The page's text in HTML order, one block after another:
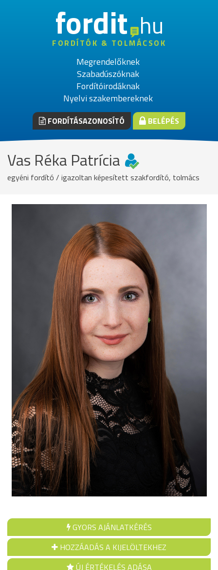
fordithu
FORDÍTÓK & TOLMÁCSOK
Megrendelőknek
Szabadúszóknak
Fordítóirodáknak
Nyelvi szakembereknek
FORDÍTÁSAZONOSÍTÓ BELÉPÉS
Vas Réka Patrícia
egyéni fordító / igazoltan képesített szakfordító, tolmács
GYORS AJÁNLATKÉRÉS
HOZZÁADÁS A KIJELÖLTEKHEZ
ÚJ ÉRTÉKELÉS ADÁSA